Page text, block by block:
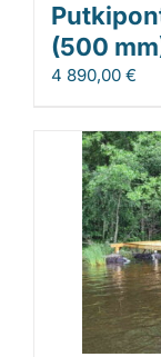
(500
4 890,00 €